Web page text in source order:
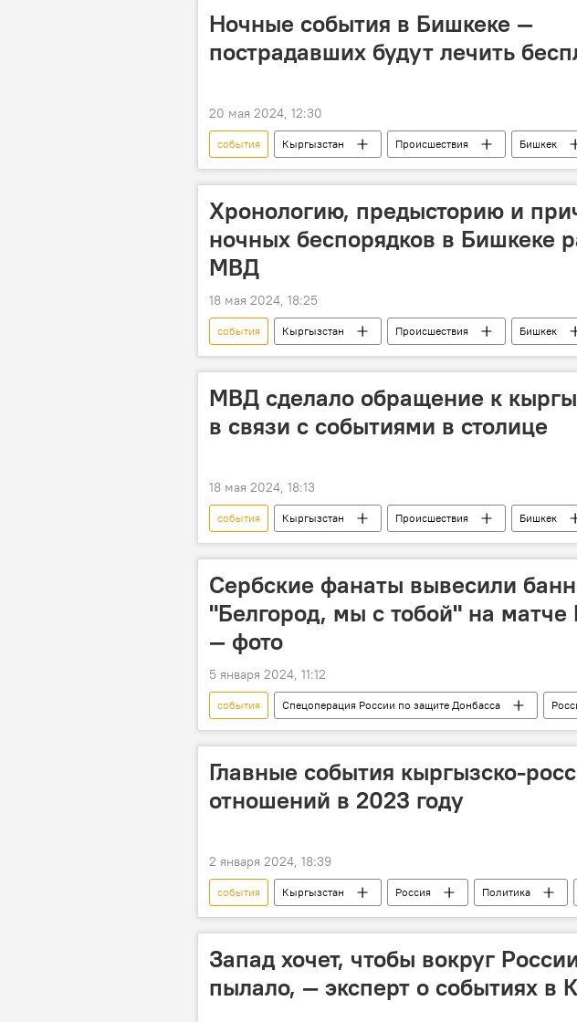
Ночные события в Бишкеке —
пострадавших будут лечить
20 мая 2024, 12:30
события Кыргызстан Происшествия Бишкек
Хронологию, предысторию и
ночных беспорядков в Бишкеке
МВД
18 мая 2024, 18:25
события Кыргызстан Происшествия Бишкек
иностранцы
массовая драка
МВД сделало обращение к
в связи с событиями в столице
18 мая 2024, 18:13
события Кыргызстан Происшествия Бишкек
Сербские фанаты вывесили
"Белгород, мы с тобой" на матче
— фото
5 января 2024, 11:12
события Спецоперация России по защите Донбасса
Белгород
Сербия поддержка
Главные события кыргызско-
отношений в 2023 году
2 января 2024, 18:39
события Кыргызстан Россия Политика
итоги года
2023 год
Запад хочет, чтобы вокруг
пылало, — эксперт о событиях в